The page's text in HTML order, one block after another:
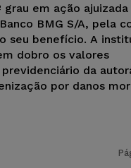
em ação
BMG S/A, pela
seu benefício. A
dobro os valores
da
por danos